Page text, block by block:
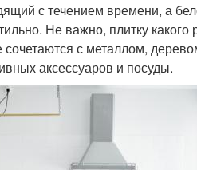
с течением времени, а
Не важно, плитку
с металлом,
аксессуаров и посуды.